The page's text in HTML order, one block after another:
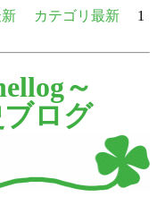
新 カテゴリ最新 1
～
ログ